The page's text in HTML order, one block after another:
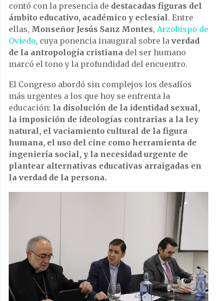
contó con la presencia de destacadas figuras del
ámbito educativo, académico y eclesial. Entre
ellas, Monseñor Jesús Sanz Montes, Arzobispo de
Oviedo, cuya ponencia inaugural sobre la verdad
de la antropología cristiana del ser humano
marcó el tono y la profundidad del encuentro.
El Congreso abordó sin complejos los desafíos
más urgentes a los que hoy se enfrenta la
educación: la disolución de la identidad sexual,
la imposición de ideologías contrarias a la ley
natural, el vaciamiento cultural de la figura
humana, el uso del cine como herramienta de
ingeniería social, y la necesidad urgente de
plantear alternativas educativas arraigadas en
la verdad de la persona.